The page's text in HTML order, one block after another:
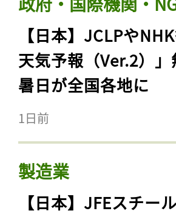
【日本】JCLPや
天気予報（Ver.2）
暑日が全国各地に
1日前
製造業
【日本】JFEスチー